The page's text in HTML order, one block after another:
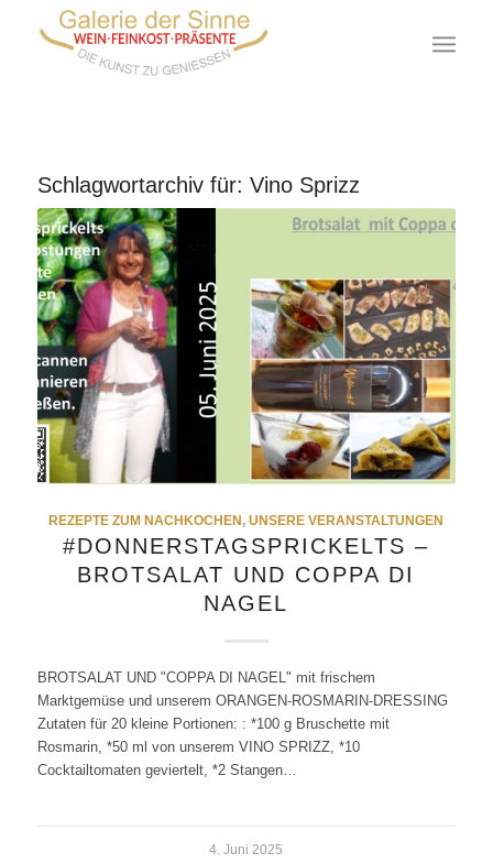
Schlagwortarchiv für: Vino Sprizz
REZEPTE ZUM NACHKOCHEN ,UNSERE VERANSTALTUNGEN
#DONNERSTAGSPRICKELTS –
BROTSALAT UND COPPA DI
NAGEL
BROTSALAT UND "COPPA DI NAGEL" mit frischem
Marktgemüse und unserem ORANGEN-ROSMARIN-DRESSING
Zutaten für 20 kleine Portionen: : *100 g Bruschette mit
Rosmarin, *50 ml von unserem VINO SPRIZZ, *10
Cocktailtomaten geviertelt, *2 Stangen…
4. Juni 2025